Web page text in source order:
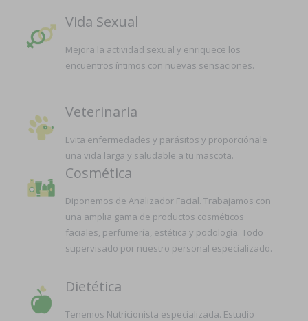
Vida Sexual
Mejora la actividad sexual y enriquece los
encuentros íntimos con nuevas sensaciones.
Veterinaria
Evita enfermedades y parásitos y proporciónale
una vida larga y saludable a tu mascota.
Cosmética
Diponemos de Analizador Facial. Trabajamos con
una amplia gama de productos cosméticos
faciales, perfumería, estética y podología. Todo
supervisado por nuestro personal especializado.
Dietética
Tenemos Nutricionista especializada. Estudio